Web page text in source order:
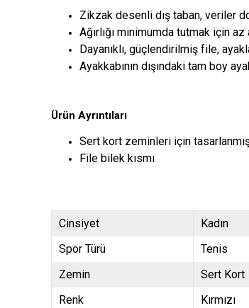
Zikzak desenli dış taban, veriler
Ağırlığı minimumda tutmak için az
Dayanıklı, güçlendirilmiş file,
Ayakkabının dışındaki tam boy
Ürün Ayrıntıları
Sert kort zeminleri için
File bilek kısmı
Cinsiyet
Kadın
Spor Türü
Tenis
Zemin
Sert Kort
Renk
Kırmızı